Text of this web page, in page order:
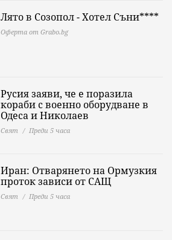
Лято в Созопол - Хотел Съни****
Оферта от Grabo.bg
Русия заяви, че е поразила
кораби с военно оборудване в
Одеса и Николаев
Свят Преди 5 часа
Иран: Отварянето на Ормузкия
проток зависи от САЩ
Свят Преди 5 часа